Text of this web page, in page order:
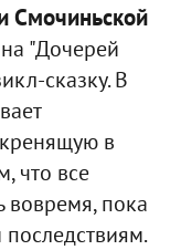
Смочиньской
"Дочерей
сказку. В
в
что все
вовремя, пока